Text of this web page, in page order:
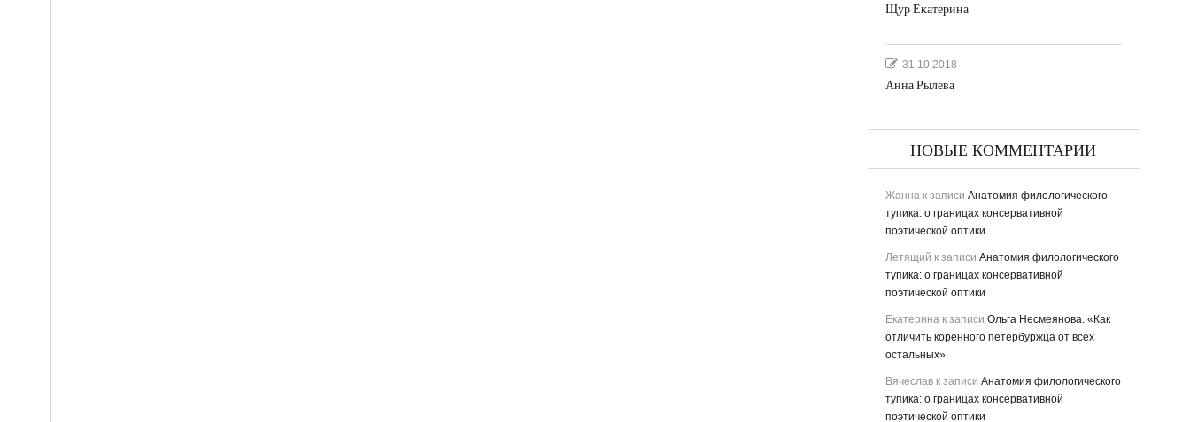
Щур Екатерина
31.10.2018
Анна Рылева
НОВЫЕ КОММЕНТАРИИ
Жаннак записи Анатомия филологического
тупика: о границах консервативной
поэтической оптики
Летящий к записи Анатомия филологического
тупика: о границах консервативной
поэтической оптики
Екатеринак записи Ольга Несмеянова. «Как
отличить коренного петербуржца от всех
остальных»
Вячеславк записи Анатомия филологического
тупика: о границах консервативной
поэтической оптики